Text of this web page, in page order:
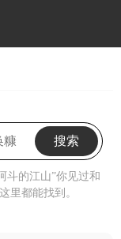
搜索
斗的江山”你见过和
里都能找到。